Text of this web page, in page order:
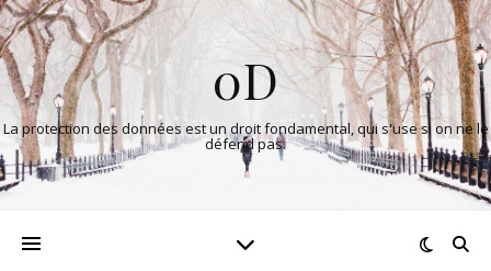
0D
La protection des données est un droit fondamental, qui s'use si on ne le
défend pas.